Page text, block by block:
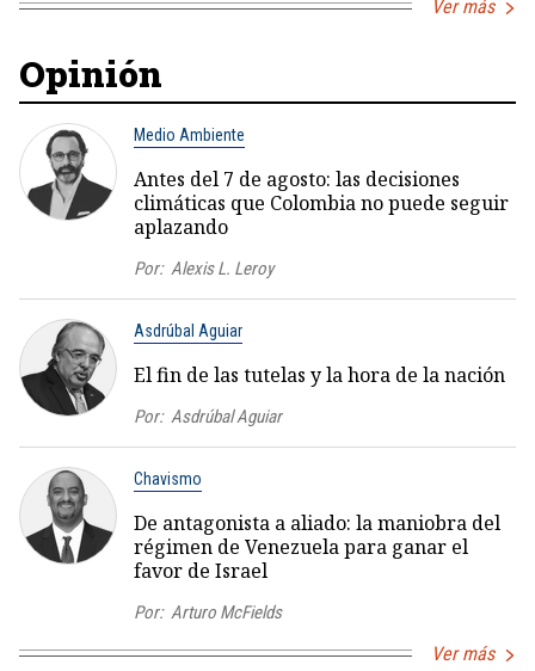
Ver más
Opinión
Medio Ambiente
Antes del 7 de agosto: las decisiones
climáticas que Colombia no puede seguir
aplazando
Por: Alexis L. Leroy
Asdrúbal Aguiar
El fin de las tutelas y la hora de la nación
Por: Asdrúbal Aguiar
Chavismo
De antagonista a aliado: la maniobra del
régimen de Venezuela para ganar el
favor de Israel
Por: Arturo McFields
Ver más